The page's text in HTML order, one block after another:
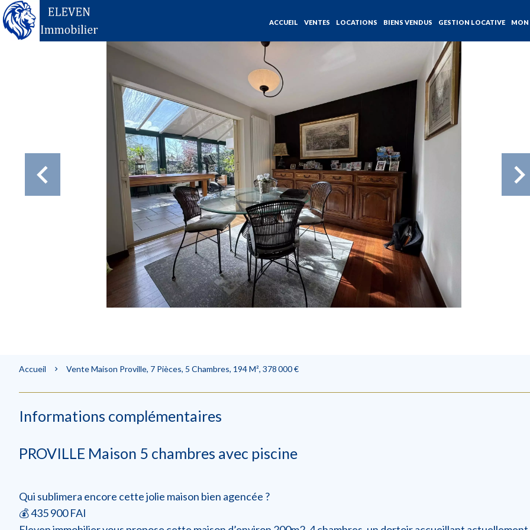
ACCUEIL VENTES LOCATIONS BIENS VENDUS GESTION LOCATIVE MON
Accueil Vente Maison Proville, 7 Pièces, 5 Chambres, 194 M², 378 000 €
Informations complémentaires
PROVILLE Maison 5 chambres avec piscine
Qui sublimera encore cette jolie maison bien agencée ?
💰 435 900 FAI